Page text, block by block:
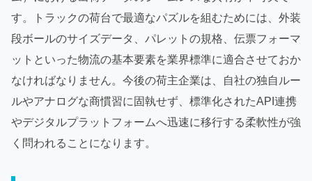
す。トラックの荷台で最適なパズルを組むためには、外装
段ボールのサイズデータ、パレットの規格、伝票フォーマ
ットといった物流の基本要素を業界標準に適合させておか
なければなりません。今後の荷主企業は、自社の独自ルー
ルやアナログな商慣習に固執せず、標準化されたAPI連携
やデジタルプラットフォームへ迅速に移行する柔軟性が強
く問われることになります。